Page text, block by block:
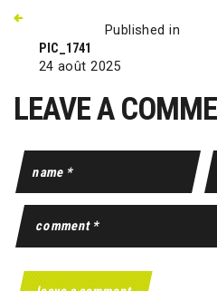
Published in
PIC_1741
24 août 2025
LEAVE A